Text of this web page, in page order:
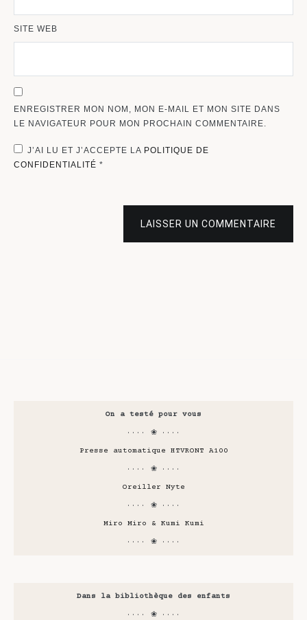
SITE WEB
ENREGISTRER MON NOM, MON E-MAIL ET MON SITE DANS
LE NAVIGATEUR POUR MON PROCHAIN COMMENTAIRE.
J’AI LU ET J’ACCEPTE LA POLITIQUE DE
CONFIDENTIALITÉ *
LAISSER UN COMMENTAIRE
On a testé pour vous
···· ❀ ····
Presse automatique HTVRONT A100
···· ❀ ····
Oreiller Nyte
···· ❀ ····
Miro Miro & Kumi Kumi
···· ❀ ····
Dans la bibliothèque des enfants
···· ❀ ····